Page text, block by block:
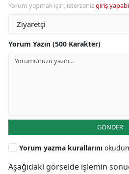
Yorum yapmak için, istersenizgiriş
Yorum Yazın (500 Karakter)
GÖNDER
Yorum yazma kurallarını
Aşağıdaki görselde işlemin